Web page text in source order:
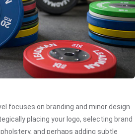
focuses on branding and minor design
placing your logo, selecting brand
and perhaps adding subtle